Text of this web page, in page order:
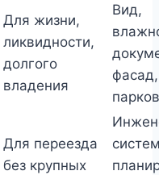
Для жизни,
ликвидности,
долгого
владения
Вид,
фасад,
Для переезда
без крупных